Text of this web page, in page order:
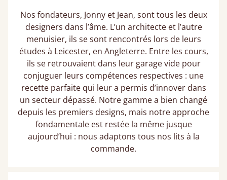
Nos fondateurs, Jonny et Jean, sont tous les deux
designers dans l’âme. L’un architecte et l’autre
menuisier, ils se sont rencontrés lors de leurs
études à Leicester, en Angleterre. Entre les cours,
ils se retrouvaient dans leur garage vide pour
conjuguer leurs compétences respectives : une
recette parfaite qui leur a permis d’innover dans
un secteur dépassé. Notre gamme a bien changé
depuis les premiers designs, mais notre approche
fondamentale est restée la même jusque
aujourd’hui : nous adaptons tous nos lits à la
commande.